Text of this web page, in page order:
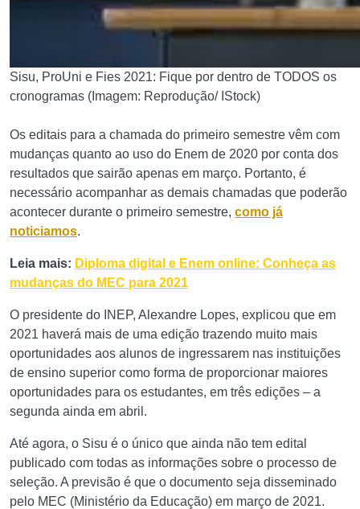
Sisu, ProUni e Fies 2021: Fique por dentro de TODOS os
cronogramas (Imagem: Reprodução/ IStock)
Os editais para a chamada do primeiro semestre vêm com
mudanças quanto ao uso do Enem de 2020 por conta dos
resultados que sairão apenas em março. Portanto, é
necessário acompanhar as demais chamadas que poderão
acontecer durante o primeiro semestre, como já
noticiamos.
Leia mais: Diploma digital e Enem online: Conheça as
mudanças do MEC para 2021
O presidente do INEP, Alexandre Lopes, explicou que em
2021 haverá mais de uma edição trazendo muito mais
oportunidades aos alunos de ingressarem nas instituições
de ensino superior como forma de proporcionar maiores
oportunidades para os estudantes, em três edições – a
segunda ainda em abril.
Até agora, o Sisu é o único que ainda não tem edital
publicado com todas as informações sobre o processo de
seleção. A previsão é que o documento seja disseminado
pelo MEC (Ministério da Educação) em março de 2021.